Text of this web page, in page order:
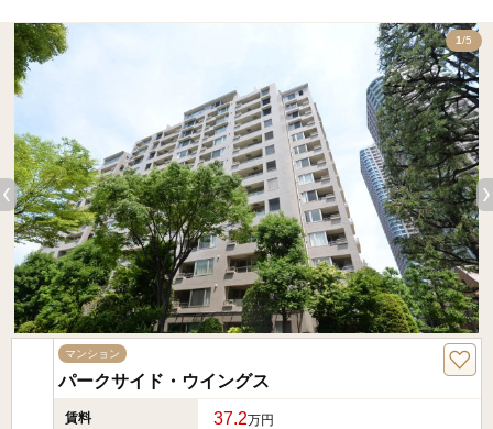
1/5
マンション
パークサイド・ウイングス
賃料 37.2万円